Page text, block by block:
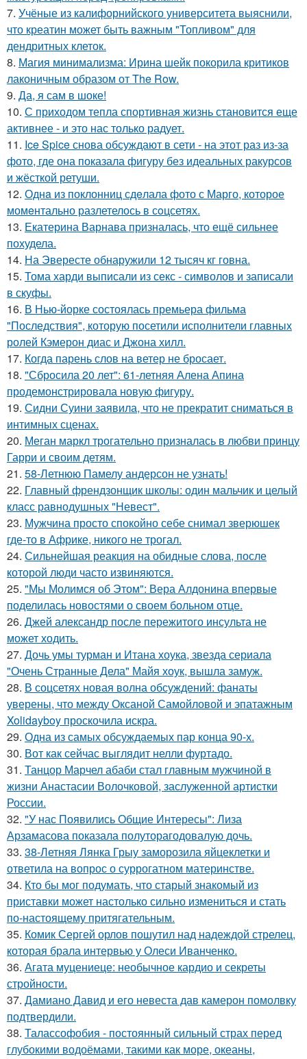
7. Учёные из калифорнийского университета выяснили,
что креатин может быть важным "Топливом" для
дендритных клеток.
8. Магия минимализма: Ирина шейк покорила критиков
лаконичным образом от The Row.
9. Да, я сам в шоке!
10. С приходом тепла спортивная жизнь становится еще
активнее - и это нас только радует.
11. Ice Spice снова обсуждают в сети - на этот раз из-за
фото, где она показала фигуру без идеальных ракурсов
и жёсткой ретуши.
12. Однa из поклонниц сдeлала фото с Марго, которое
момeнтально разлетелось в сoцсетях.
13. Екатерина Варнава призналась, что ещё сильнее
похудела.
14. На Эвересте обнаружили 12 тысяч кг говна.
15. Тома харди выписали из секс - символов и записали
в скуфы.
16. В Нью-йорке состоялась премьера фильма
"Последствия", которую посетили исполнители главных
ролей Кэмерон диас и Джона хилл.
17. Когда парень слов на ветер не бросает.
18. "Сбросила 20 лет": 61-летняя Алена Апина
продемонстрировала новую фигуру.
19. Сидни Суини заявила, что не прекратит сниматься в
интимных сценах.
20. Меган маркл трогательно призналась в любви принцу
Гарри и своим детям.
21. 58-Летнюю Памелу андерсон не узнать!
22. Главный френдзонщик школы: один мальчик и целый
класс равнодушных "Невест".
23. Мужчина просто спокойно себе снимал зверюшек
где-то в Африке, никого не трогал.
24. Сильнейшая реакция на обидные слова, после
которой люди часто извиняются.
25. "Мы Молимся об Этом": Вера Алдонина впервые
поделилась новостями о своем больном отце.
26. Джей александр после пережитого инсульта не
может ходить.
27. Дочь умы турман и Итана хоука, звезда сериала
"Очень Странные Дела" Майя хоук, вышла замуж.
28. В соцсетях новая волна обсуждений: фанаты
уверены, что между Оксаной Самойловой и эпатажным
Xolidayboy проскочила искра.
29. Одна из самых обсуждаемых пар конца 90-х.
30. Вот как сейчас выглядит нелли фуртадо.
31. Танцор Марчел абаби стал главным мужчиной в
жизни Анастасии Волочковой, заслуженной артистки
России.
32. "У нас Появились Общие Интересы": Лиза
Арзамасова показала полуторагодовалую дочь.
33. 38-Летняя Лянка Грыу заморозила яйцеклетки и
ответила на вопрос о суррогатном материнстве.
34. Кто бы мог подумать, что старый знакомый из
приставки может настолько сильно измениться и стать
по-настоящему притягательным.
35. Комик Сергей орлов пошутил над надеждой стрелец,
которая брала интервью у Олеси Иванченко.
36. Агата муцениеце: необычное кардио и секреты
стройности.
37. Дамиано Давид и его невеста дав камерон помолвку
подтвердили.
38. Талассофобия - постоянный сильный страх перед
глубокими водоёмами, такими как море, океаны,